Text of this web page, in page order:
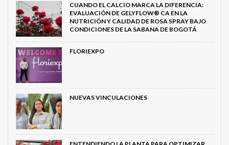
CUANDO EL CALCIO MARCA LA DIFERENCIA:
EVALUACIÓN DE GELYFLOW® CA EN LA
NUTRICIÓN Y CALIDAD DE ROSA SPRAY BAJO
CONDICIONES DE LA SABANA DE BOGOTÁ
FLORIEXPO
NUEVAS VINCULACIONES